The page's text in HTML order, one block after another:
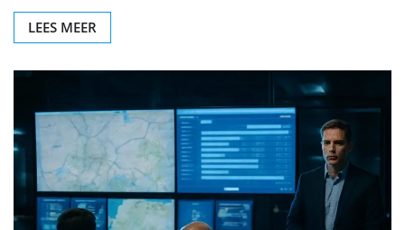
LEES MEER